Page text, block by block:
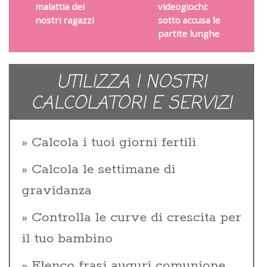
malattia dei
nostri ragazzi
videogiochi:
sotto accusa le
partite lunghe
UTILIZZA I NOSTRI
CALCOLATORI E SERVIZI
Calcola i tuoi giorni fertili
Calcola le settimane di
gravidanza
Controlla le curve di crescita per
il tuo bambino